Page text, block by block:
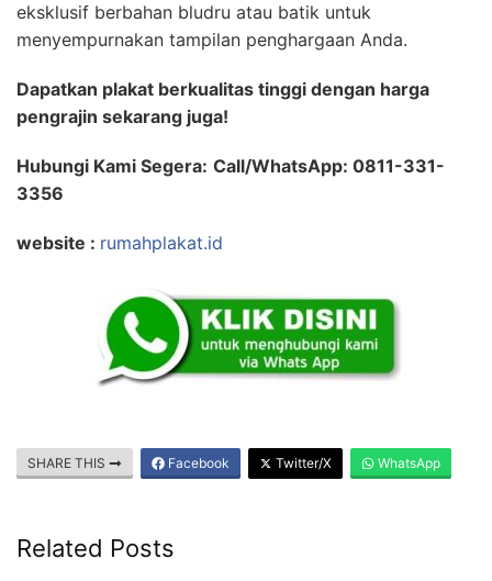
eksklusif berbahan bludru atau batik untuk
menyempurnakan tampilan penghargaan Anda.
Dapatkan plakat berkualitas tinggi dengan harga
pengrajin sekarang juga!
Hubungi Kami Segera: Call/WhatsApp: 0811-331-
3356
website : rumahplakat.id
SHARE THIS Facebook Twitter/X WhatsApp
Related Posts